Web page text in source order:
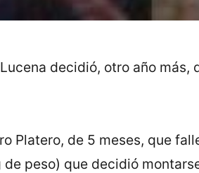
decidió, otro año más,
Platero, de 5 meses, que
peso) que decidió